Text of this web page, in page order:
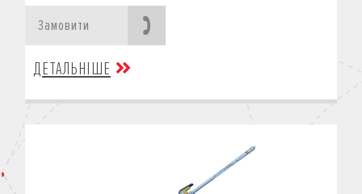
Замовити
ДЕТАЛЬНІШЕ